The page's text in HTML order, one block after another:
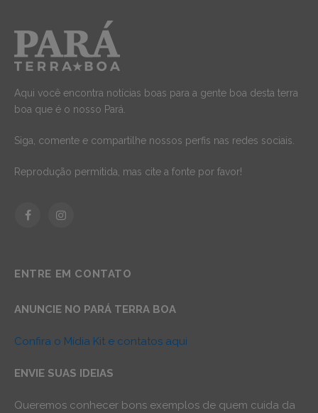
Aqui você encontra notícias boas para a gente boa desta terra
boa que é o nosso Pará.
Siga, comente e compartilhe nossos perfis nas redes sociais.
Reprodução permitida, mas cite a fonte por favor!
FacebookInstagram
ENTRE EM CONTATO
ANUNCIE NO PARÁ TERRA BOA
Confira o Mídia Kit e contatos aqui
ENVIE SUAS IDEIAS
Queremos conhecer bons exemplos de quem cuida da